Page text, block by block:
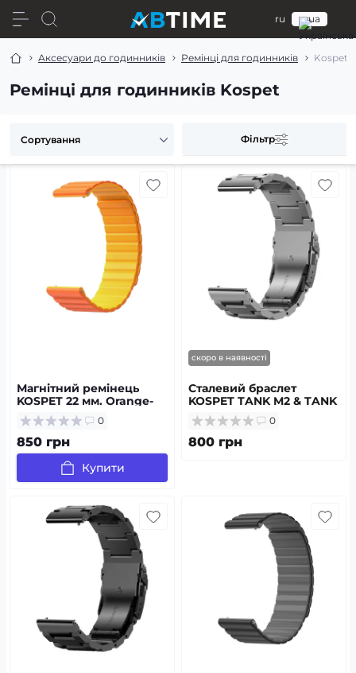
ru ua
Аксесуари до годинників Ремінці для годинників Kospet
Ремінці для годинників Kospet
Фільтр
Магнітний ремінець
KOSPET 22 мм. Orange-
Yellow
0
850 грн
Купити
скоро в наявності
Сталевий браслет
KOSPET TANK M2 & TANK
T2 22 мм. Silver0
800 грн